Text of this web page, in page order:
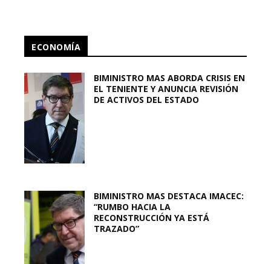
ECONOMÍA
BIMINISTRO MAS ABORDA CRISIS EN
EL TENIENTE Y ANUNCIA REVISIÓN
DE ACTIVOS DEL ESTADO
BIMINISTRO MAS DESTACA IMACEC:
“RUMBO HACIA LA
RECONSTRUCCIÓN YA ESTÁ
TRAZADO”